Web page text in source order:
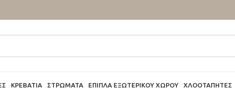
ΚΡΕΒΆΤΙΑ ΣΤΡΏΜΑΤΑ ΈΠΙΠΛΑ ΕΞΩΤΕΡΙΚΟΎ ΧΏΡΟΥ ΧΛΟΟΤΆΠΗΤΕΣ